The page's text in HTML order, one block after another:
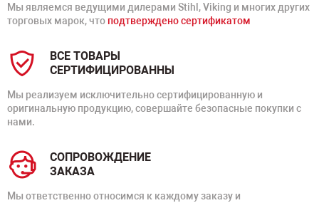
Мы являемся ведущими дилерами Stihl, Viking и многих других
торговых марок, что подтверждено сертификатом
ВСЕ ТОВАРЫ
СЕРТИФИЦИРОВАННЫ
Мы реализуем исключительно сертифицированную и
оригинальную продукцию, совершайте безопасные покупки с
нами.
СОПРОВОЖДЕНИЕ
ЗАКАЗА
Мы ответственно относимся к каждому заказу и